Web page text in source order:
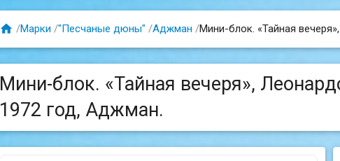
 /Марки /"Песчаные дюны" /Аджман /Мини-блок. «Тайная
Мини-блок. «Тайная вечеря»,
1972 год, Аджман.